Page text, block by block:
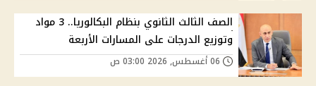
الصف الثالث الثانوي بنظام البكالوريا.. 3 مواد
وتوزيع الدرجات على المسارات الأربعة